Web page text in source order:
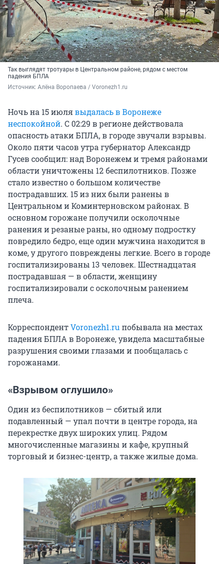
Так выглядят тротуары в Центральном районе, рядом с местом
падения БПЛА
Источник: Алёна Воропаева / Voronezh1.ru
Ночь на 15 июлявыдалась в Воронеже
неспокойной. С 02:29 в регионе действовала
опасность атаки БПЛА, в городе звучали взрывы.
Около пяти часов утра губернатор Александр
Гусев сообщил: над Воронежем и тремя районами
области уничтожены 12 беспилотников. Позже
стало известно о большом количестве
пострадавших. 15 из них были ранены в
Центральном и Коминтерновском районах. В
основном горожане получили осколочные
ранения и резаные раны, но одному подростку
повредило бедро, еще один мужчина находится в
коме, у другого повреждены легкие. Всего в городе
госпитализированы 13 человек. Шестнадцатая
пострадавшая — в области, женщину
госпитализировали с осколочным ранением
плеча.
КорреспондентVoronezh1.ru побывала на местах
падения БПЛА в Воронеже, увидела масштабные
разрушения своими глазами и пообщалась с
горожанами.
«Взрывом оглушило»
Один из беспилотников — сбитый или
подавленный — упал почти в центре города, на
перекрестке двух широких улиц. Рядом
многочисленные магазины и кафе, крупный
торговый и бизнес-центр, а также жилые дома.